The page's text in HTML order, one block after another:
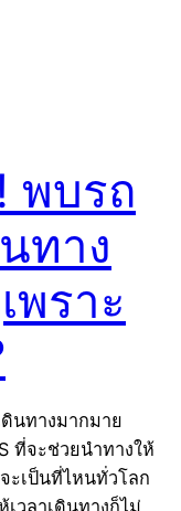
พบรถ
ทาง
พราะ
นทางมากมาย
ที่จะช่วยนำทางให้
ะเป็นที่ไหนทั่วโลก
วลาเดินทางก็ไม่